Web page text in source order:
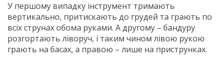
У першому випадку інструмент тримають
вертикально, притискають до грудей та грають по
всіх струнах обома руками. А другому – бандуру
розгортають ліворуч, і таким чином лівою рукою
грають на басах, а правою – лише на приструнках.